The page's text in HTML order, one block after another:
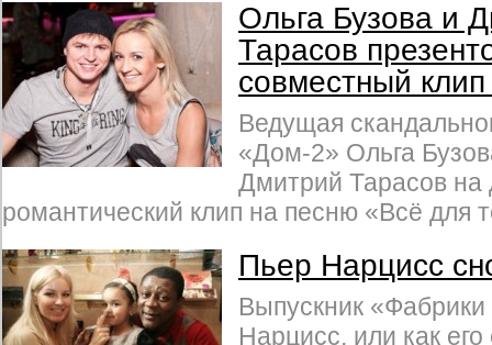
Ольга Бузова и
Тарасов
совместный
Ведущая
«Дом-2» Ольга
Дмитрий Тарасов на
романтический клип на песню «Всё для
Пьер Нарцисс
Выпускник
Нарцисс, или как